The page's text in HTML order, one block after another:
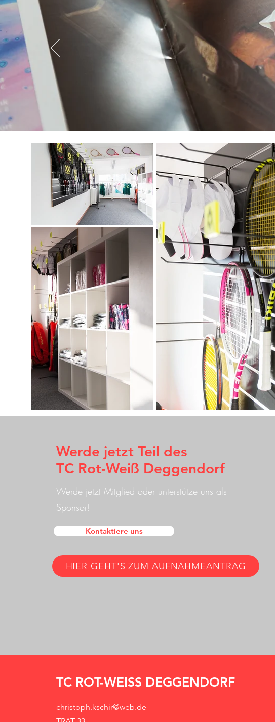
Werde jetzt Teil des
TC Rot-Weiß Deggendorf
Werde jetzt Mitglied oder unterstütze uns als
Sponsor!
Kontaktiere uns
HIER GEHT'S ZUM AUFNAHMEANTRAG
TC ROT-WEISS DEGGENDORF
christoph.kschir@web.de